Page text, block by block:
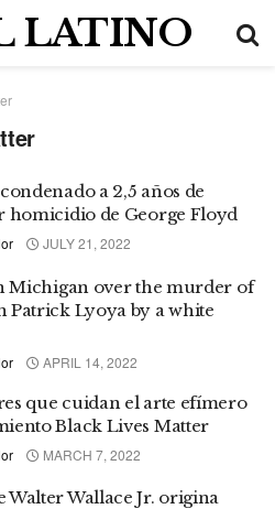
LATINO
a 2,5 años de
homicidio de George Floyd
JULY 21, 2022
Michigan over the murder of
Patrick Lyoya by a white
APRIL 14, 2022
que cuidan el arte efímero
Black Lives Matter
MARCH 7, 2022
Walter Wallace Jr. origina